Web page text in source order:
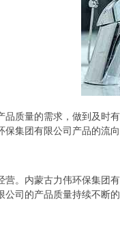
质量的需求，做到及时
集团有限公司产品的流
。内蒙古力伟环保集
司的产品质量持续不断的